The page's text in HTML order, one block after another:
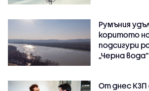
Румъния
коритото
подсигури
„Черна вода“
От днес КЗП